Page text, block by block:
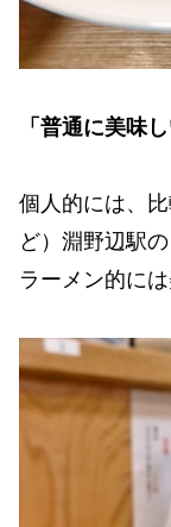
「普通に美味
個人的には、
ど）淵野辺駅
ラーメン的に